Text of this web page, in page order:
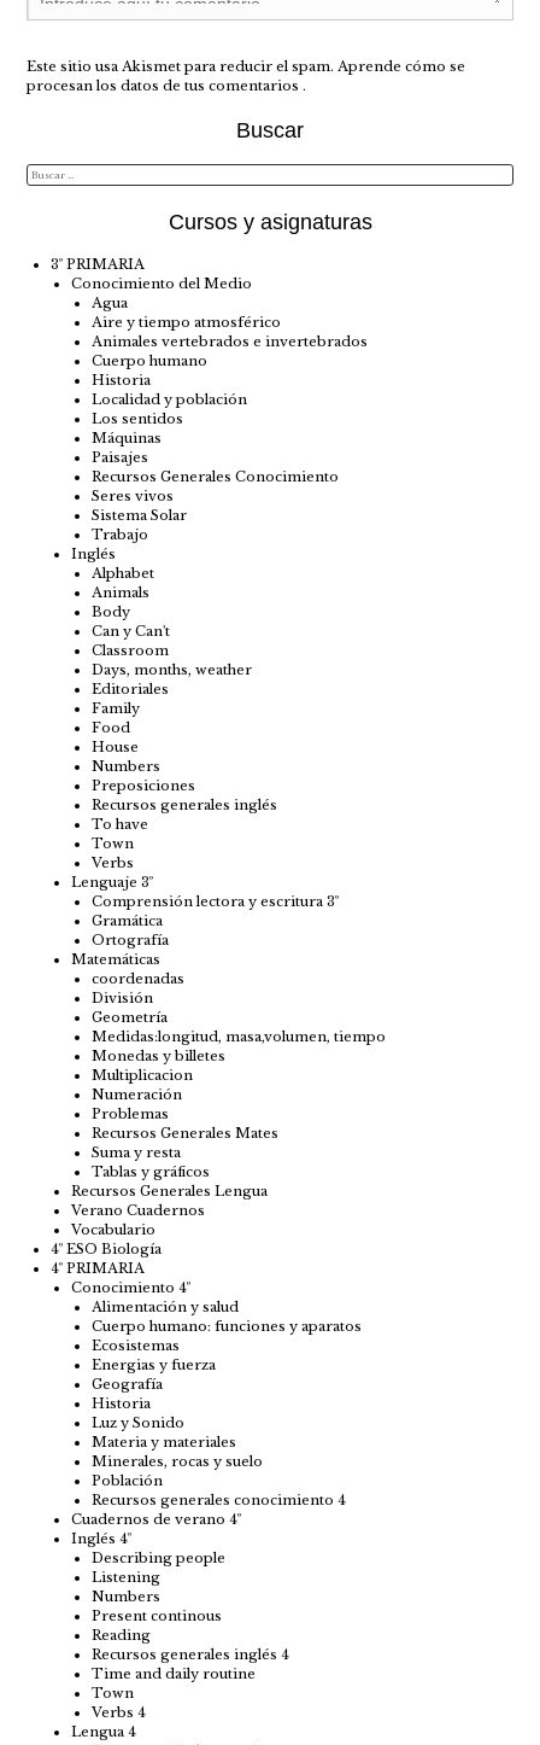
Este sitio usa Akismet para reducir el spam. Aprende cómo se
procesan los datos de tus comentarios .
Buscar
Cursos y asignaturas
3º PRIMARIA
Conocimiento del Medio
Agua
Aire y tiempo atmosférico
Animales vertebrados e invertebrados
Cuerpo humano
Historia
Localidad y población
Los sentidos
Máquinas
Paisajes
Recursos Generales Conocimiento
Seres vivos
Sistema Solar
Trabajo
Inglés
Alphabet
Animals
Body
Can y Can't
Classroom
Days, months, weather
Editoriales
Family
Food
House
Numbers
Preposiciones
Recursos generales inglés
To have
Town
Verbs
Lenguaje 3º
Comprensión lectora y escritura 3º
Gramática
Ortografía
Matemáticas
coordenadas
División
Geometría
Medidas:longitud, masa,volumen, tiempo
Monedas y billetes
Multiplicacion
Numeración
Problemas
Recursos Generales Mates
Suma y resta
Tablas y gráficos
Recursos Generales Lengua
Verano Cuadernos
Vocabulario
4º ESO Biología
4º PRIMARIA
Conocimiento 4º
Alimentación y salud
Cuerpo humano: funciones y aparatos
Ecosistemas
Energias y fuerza
Geografía
Historia
Luz y Sonido
Materia y materiales
Minerales, rocas y suelo
Población
Recursos generales conocimiento 4
Cuadernos de verano 4º
Inglés 4º
Describing people
Listening
Numbers
Present continous
Reading
Recursos generales inglés 4
Time and daily routine
Town
Verbs 4
Lengua 4